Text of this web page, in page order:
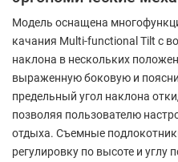
Модель оснащена
качания Multi-functional Tilt с
наклона в нескольких
выраженную боковую и
предельный угол наклона
позволяя пользователю
отдыха. Съемные
регулировку по высоте и углу